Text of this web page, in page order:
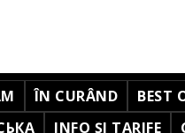
ÎN CURÂND BEST
INFO ȘI TARIFE